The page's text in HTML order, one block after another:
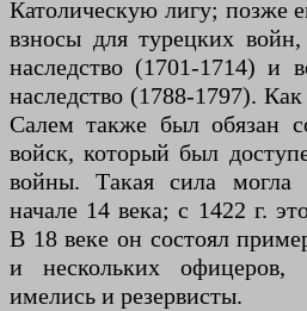
Католическую лигу; позже
взносы для турецких
наследство (1701-1714) и
наследство (1788-1797).
Салем также был обязан
войск, который был
войны. Такая сила могла
начале 14 века; с 1422 г.
В 18 веке он состоял
и нескольких
имелись и резервисты.